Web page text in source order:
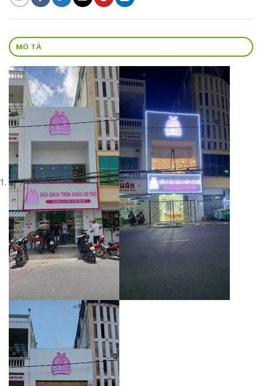
MÔ TẢ